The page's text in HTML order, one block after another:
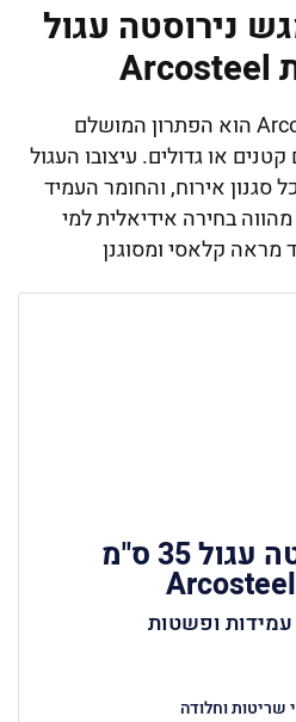
נירוסטה עגול
מגש הנירוסטה של Arcosteel הוא הפתרון המושלם
או גדולים. עיצובו העגול
אירוח, והחומר העמיד
בחירה אידיאלית למי
מראה קלאסי ומסוגנן
מגש נירוסטה עגול 35 ס"מ
ופשטות
שריטות וחלודה